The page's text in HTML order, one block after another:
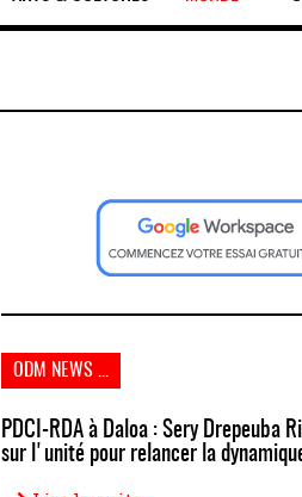
ODM NEWS ...
PDCI-RDA à Daloa : Sery Drepeuba
sur l'unité pour relancer la